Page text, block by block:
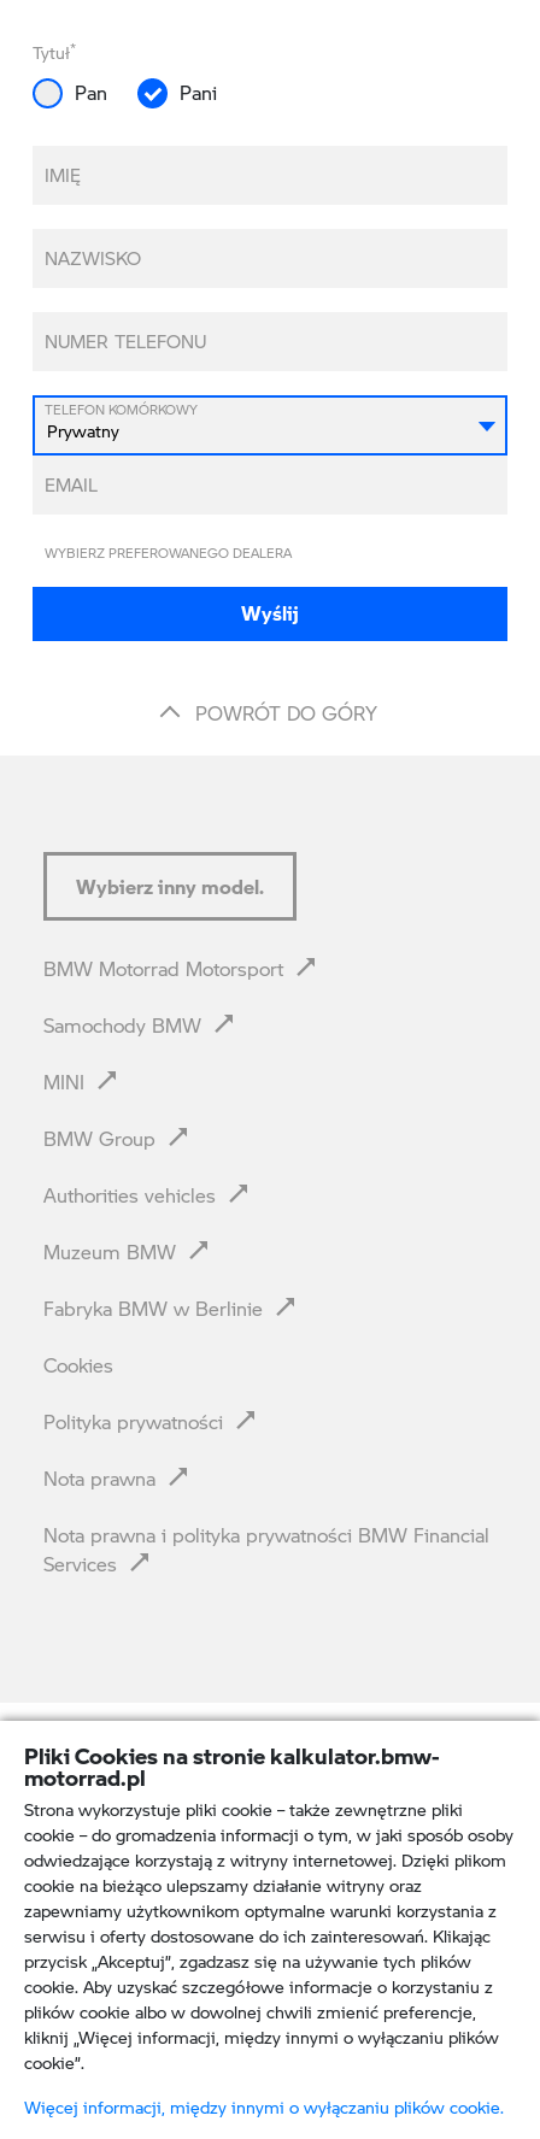
Pliki Cookies na stronie kalkulator.bmw-
motorrad.pl
Strona wykorzystuje pliki cookie – także zewnętrzne pliki
cookie – do gromadzenia informacji o tym, w jaki sposób osoby
odwiedzające korzystają z witryny internetowej. Dzięki plikom
cookie na bieżąco ulepszamy działanie witryny oraz
zapewniamy użytkownikom optymalne warunki korzystania z
serwisu i oferty dostosowane do ich zainteresowań. Klikając
przycisk „Akceptuj”, zgadzasz się na używanie tych plików
cookie. Aby uzyskać szczegółowe informacje o korzystaniu z
plików cookie albo w dowolnej chwili zmienić preferencje,
kliknij „Więcej informacji, między innymi o wyłączaniu plików
cookie”.
Więcej informacji, między innymi o wyłączaniu plików cookie.
Tytuł*
Pan Pani
IMIĘ
NAZWISKO
NUMER TELEFONU
TELEFON KOMÓRKOWY
EMAIL
WYBIERZ PREFEROWANEGO DEALERA
Wyślij
POWRÓT DO GÓRY
Wybierz inny model.
BMW Motorrad Motorsport
Samochody BMW
MINI
BMW Group
Authorities vehicles
Muzeum BMW
Fabryka BMW w Berlinie
Cookies
Polityka prywatności
Nota prawna
Nota prawna i polityka prywatności BMW Financial
Services
© BMW 2026
Uwaga: Wszystkie motocykle dostarczane
są wyłącznie z wyposażeniem
wymaganym przepisami prawa (np.
reflektory są zgodne z normą Euro 4).
Motocykle zaprezentowane
na ilustracjach i filmach na stronie także
mogą się różnić. Zdjęcia mogą zawierać
opcjonalne dodatki.
Nota prawna:
Niniejsza symulacja nie stanowi oferty w
rozumieniu art. 66 Kodeksu cywilnego.
Zawarcie umowy leasingu uzależnione
prawno-finansowej Klienta oraz zawarcia